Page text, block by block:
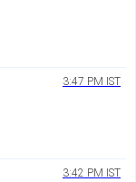
3:47 PM IST
3:42 PM IST